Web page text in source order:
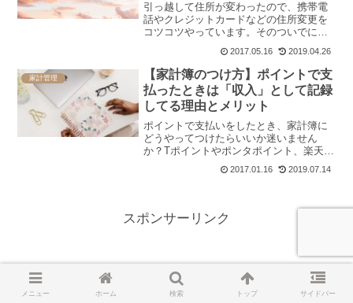
引っ越して住所が変わったので、携帯電
話やクレジットカードなどの住所変更を
コツコツやっています。そのついでに、
クレジットカードの利用限度枠を再確認
しています。作った直後は覚えていたは
ずなのですが、カードの数が増えるとど
んどん忘れていってしまい...
2017.05.16 2019.04.26
家計管理
【家計簿のつけ方】ポイントで支
払ったときは「収入」として記録
してる理由とメリット
ポイントで支払いをしたとき、家計簿に
どうやってつけたらいいか迷いません
か？Tポイントやポンタポイント、楽天ポ
イント、近所のスーパーのポイントな
ど、コツコツ貯めては家計の足しにして
2017.01.16 2019.07.14
スポンサーリンク
メニュー ホーム 検索 トップ サイドバー